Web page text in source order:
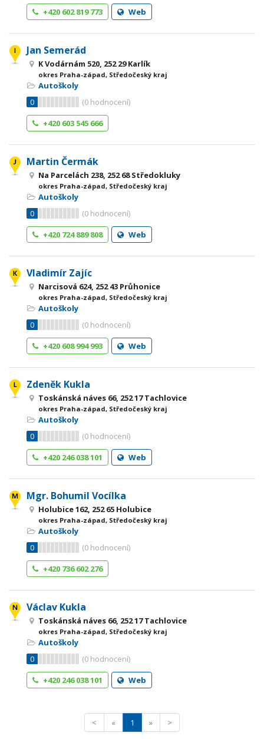
+420 602 819 773
Web
Jan Semerád
K Vodárnám 520, 252 29 Karlík
okres Praha-západ, Středočeský kraj
Autoškoly
0
(0 hodnocení)
+420 603 545 666
Martin Čermák
Na Parcelách 238, 252 68 Středokluky
okres Praha-západ, Středočeský kraj
Autoškoly
0
(0 hodnocení)
+420 724 889 808
Web
Vladimír Zajíc
Narcisová 624, 252 43 Průhonice
okres Praha-západ, Středočeský kraj
Autoškoly
0
(0 hodnocení)
+420 608 994 993
Web
Zdeněk Kukla
Toskánská náves 66, 252 17 Tachlovice
okres Praha-západ, Středočeský kraj
Autoškoly
0
(0 hodnocení)
+420 246 038 101
Web
Mgr. Bohumil Vocílka
Holubice 162, 252 65 Holubice
okres Praha-západ, Středočeský kraj
Autoškoly
0
(0 hodnocení)
+420 736 602 276
Václav Kukla
Toskánská náves 66, 252 17 Tachlovice
okres Praha-západ, Středočeský kraj
Autoškoly
0
(0 hodnocení)
+420 246 038 101
Web
< « 1 » >